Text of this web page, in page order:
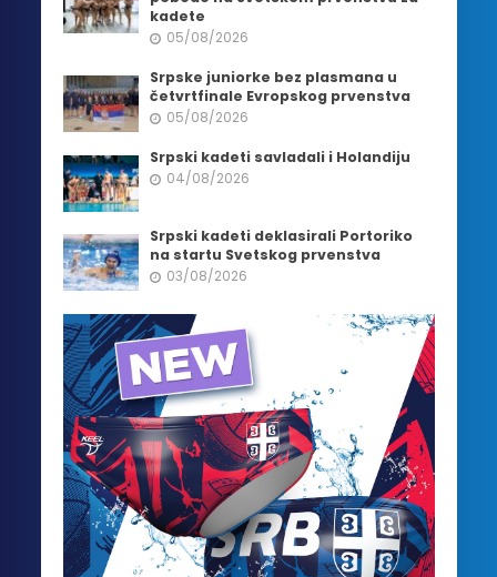
kadete
05/08/2026
Srpske juniorke bez plasmana u
četvrtfinale Evropskog prvenstva
05/08/2026
Srpski kadeti savladali i Holandiju
04/08/2026
Srpski kadeti deklasirali Portoriko
na startu Svetskog prvenstva
03/08/2026